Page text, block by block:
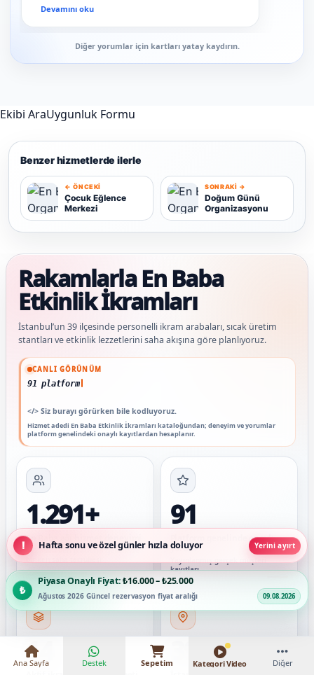
sonuna kadar çok profesyonelce yönetildi.
Devamını oku
Diğer yorumlar için kartları yatay kaydırın.
Ekibi AraUygunluk Formu
Benzer hizmetlerde ilerle
Ç
← ÖNCEKI
Çocuk Eğlence
Merkezi
D
SONRAKI →
Doğum Günü
Organizasyonu
Rakamlarla En Baba
Etkinlik İkramları
İstanbul’un 39 ilçesinde personelli ikram arabaları, sıcak üretim
stantları ve etkinlik lezzetlerini saha akışına göre planlıyoruz.
CANLI GÖRÜNÜM
91 platform genelinde onaylı yorum
</> Siz burayı görürken bile kodluyoruz.
Hizmet adedi En Baba Etkinlik İkramları kataloğundan; deneyim ve yorumlar
platform genelindeki onaylı kayıtlardan hesaplanır.
Güncel veriler: 1.291+ En Baba ağı hizmet deneyimi; 91 platform genelinde
1.291+
En Baba ağı hizmet deneyimi
2021’den beri platform genelinde
91
Platform genelinde onaylı
yorum
Yayınlanmış gerçek müşteri
kayıtları
14
Piyasa Onaylı Fiyat:₺16.000 – ₺25.000
Ağustos 2026 Güncel rezervasyon fiyat aralığı 09.08.2026
Hafta sonu ve özel günler hızla doluyor Yerini ayırt
Ana Sayfa Destek Sepetim Kategori Video Diğer